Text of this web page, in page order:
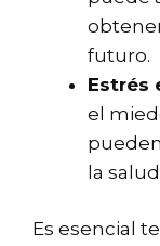
futuro.
Estrés
el
la
Es esencial